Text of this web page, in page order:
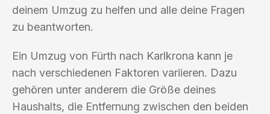
deinem Umzug zu helfen und alle deine Fragen
zu beantworten.
Ein Umzug von Fürth nach Karlkrona kann je
nach verschiedenen Faktoren variieren. Dazu
gehören unter anderem die Größe deines
Haushalts, die Entfernung zwischen den beiden